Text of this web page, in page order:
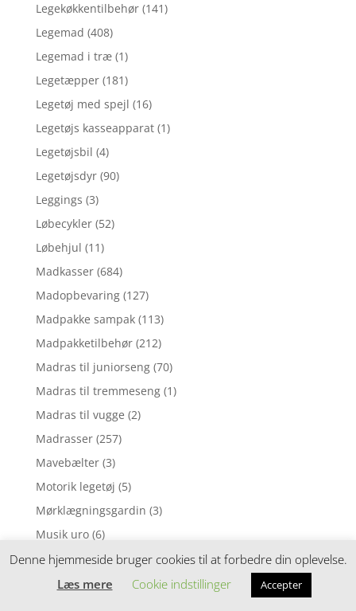
Legekøkkentilbehør (141)
Legemad (408)
Legemad i træ (1)
Legetæpper (181)
Legetøj med spejl (16)
Legetøjs kasseapparat (1)
Legetøjsbil (4)
Legetøjsdyr (90)
Leggings (3)
Løbecykler (52)
Løbehjul (11)
Madkasser (684)
Madopbevaring (127)
Madpakke sampak (113)
Madpakketilbehør (212)
Madras til juniorseng (70)
Madras til tremmeseng (1)
Madras til vugge (2)
Madrasser (257)
Mavebælter (3)
Motorik legetøj (5)
Mørklægningsgardin (3)
Musik uro (6)
Musikinstrumenter (8)
Musiklegetøj (39)
Denne hjemmeside bruger cookies til at forbedre din oplevelse.
Læs mere
Cookie indstillinger Accepter